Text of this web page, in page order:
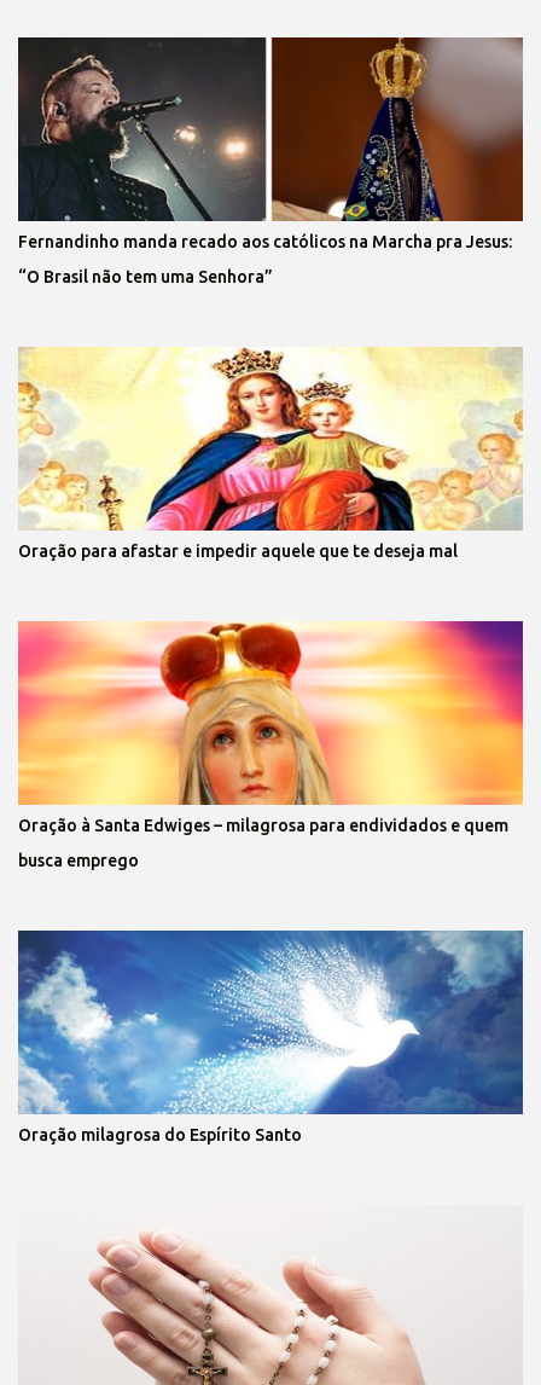
Fernandinho manda recado aos católicos na Marcha pra Jesus:
“O Brasil não tem uma Senhora”
Oração para afastar e impedir aquele que te deseja mal
Oração à Santa Edwiges – milagrosa para endividados e quem
busca emprego
Oração milagrosa do Espírito Santo